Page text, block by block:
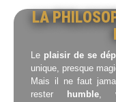
LA
Le plaisir de se
unique, presque
Mais il ne faut
rester
humble,